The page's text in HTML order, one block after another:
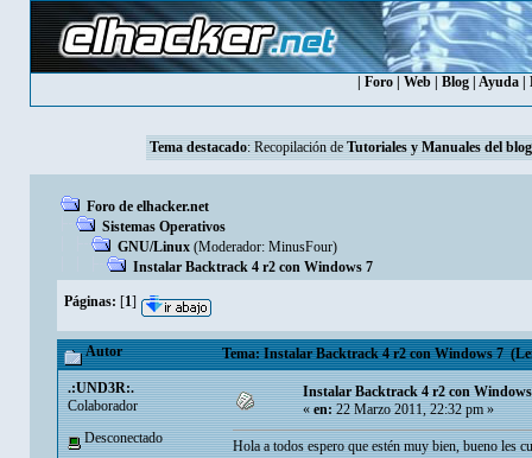
Foro Web Blog Ayuda
Tema destacado: Recopilación de Tutoriales y Manuales del blog
Foro de elhacker.net
Sistemas Operativos
GNU/Linux (Moderador: MinusFour)
Instalar Backtrack 4 r2 con Windows 7
Páginas: [1]
Autor Tema: Instalar Backtrack 4 r2 con Windows 7
.:UND3R:.
Colaborador
Desconectado
Instalar Backtrack 4 r2 con
«en:22 Marzo 2011, 22:32 pm »
Hola a todos espero que estén muy bien, bueno les